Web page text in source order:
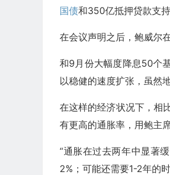
国债和350亿抵押贷款支持
在会议声明之后，鲍威尔
和9月份大幅度降息50个
以稳健的速度扩张，虽然
在这样的经济状况下，相
有更高的通胀率，用鲍主
“通胀在过去两年中显著
2%；可能还需要1-2年的